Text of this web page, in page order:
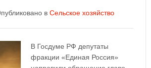
в Сельское хозяйство
В Госдуме РФ депутаты
фракции «Единая Россия»